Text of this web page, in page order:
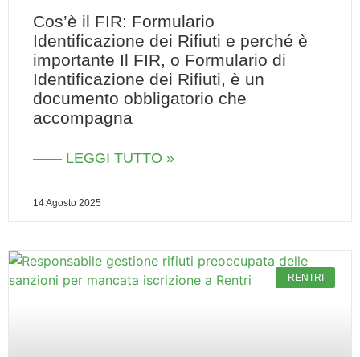
Cos’è il FIR: Formulario
Identificazione dei Rifiuti e perché è
importante Il FIR, o Formulario di
Identificazione dei Rifiuti, è un
documento obbligatorio che
accompagna
—— LEGGI TUTTO »
14 Agosto 2025
RENTRI